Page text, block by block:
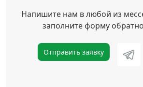
Напишите нам в любой из
заполните форму
Отправить заявку